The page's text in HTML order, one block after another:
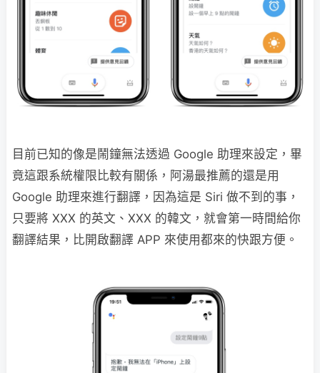
目前已知的像是鬧鐘無法透過 Google 助理來設定，畢
竟這跟系統權限比較有關係，阿湯最推薦的還是用
Google 助理來進行翻譯，因為這是 Siri 做不到的事，
只要將 XXX 的英文、XXX 的韓文，就會第一時間給你
翻譯結果，比開啟翻譯 APP 來使用都來的快跟方便。